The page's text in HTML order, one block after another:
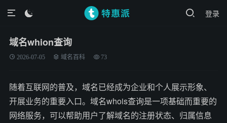
登录

域名whion查询
2026-07-05 域名百科 73
随着互联网的普及，域名已经成为企业和个人展示形象、
开展业务的重要入口。域名whois查询是一项基础而重要的
网络服务，可以帮助用户了解域名的注册状态、归属信息